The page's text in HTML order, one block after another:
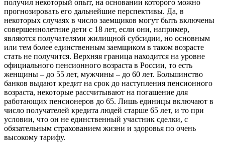
получил некоторый опыт, на основании которого можно
прогнозировать его дальнейшие перспективы. Да, в
некоторых случаях в число заемщиков могут быть включены
совершеннолетние дети с 18 лет, если они, например,
являются получателями жилищной субсидии, но основным
или тем более единственным заемщиком в таком возрасте
стать не получится. Верхняя граница находится на уровне
официального пенсионного возраста в России, то есть
женщины – до 55 лет, мужчины – до 60 лет. Большинство
банков выдают кредит на срок до наступления пенсионного
возраста, некоторые рассчитывают на погашение для
работающих пенсионеров до 65. Лишь единицы включают в
число получателей кредита людей старше 65 лет, и то при
условии, что он не единственный участник сделки, с
обязательным страхованием жизни и здоровья по очень
высокому тарифу.